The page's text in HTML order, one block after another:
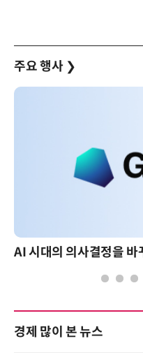
주요 행사 ❯
경제 많이 본 뉴스